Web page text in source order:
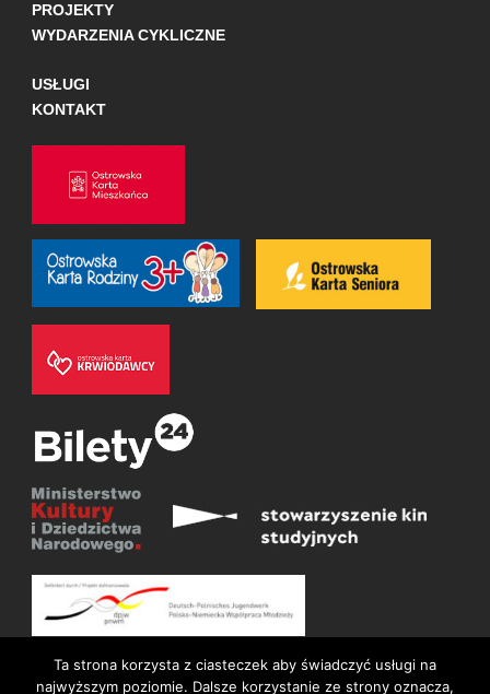
PROJEKTY
WYDARZENIA CYKLICZNE
USŁUGI
KONTAKT
Ta strona korzysta z ciasteczek aby świadczyć usługi na
najwyższym poziomie. Dalsze korzystanie ze strony oznacza,